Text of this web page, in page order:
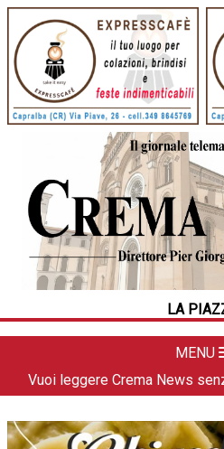
LA
MENU
HOME
POLITICA
LA FOTO
DAL
Vuoi leggere Crema News